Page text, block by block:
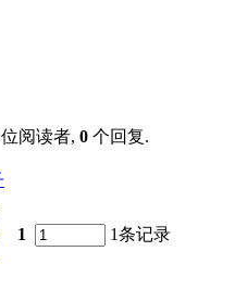
位阅读者, 0 个回复.
1 1条记录